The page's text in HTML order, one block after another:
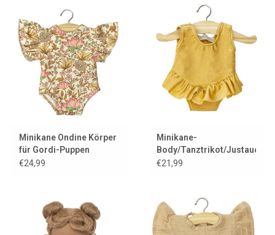
Minikane Ondine Körper
für Gordi-Puppen
€24,99
Minikane-
Body/Tanztrikot/
Maïa und Lycra Gold
€21,99